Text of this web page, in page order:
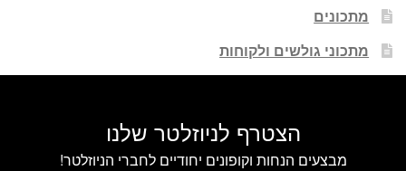
מתכונים
מתכוני גולשים ולקוחות
הצטרף לניוזלטר שלנו
מבצעים הנחות וקופונים יחודיים לחברי הניוזלטר!